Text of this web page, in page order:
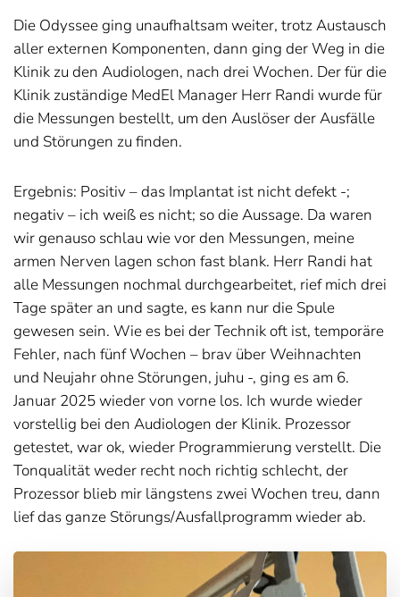
Die Odyssee ging unaufhaltsam weiter, trotz Austausch
aller externen Komponenten, dann ging der Weg in die
Klinik zu den Audiologen, nach drei Wochen. Der für die
Klinik zuständige MedEl Manager Herr Randi wurde für
die Messungen bestellt, um den Auslöser der Ausfälle
und Störungen zu finden.
Ergebnis: Positiv – das Implantat ist nicht defekt -;
negativ – ich weiß es nicht; so die Aussage. Da waren
wir genauso schlau wie vor den Messungen, meine
armen Nerven lagen schon fast blank. Herr Randi hat
alle Messungen nochmal durchgearbeitet, rief mich drei
Tage später an und sagte, es kann nur die Spule
gewesen sein. Wie es bei der Technik oft ist, temporäre
Fehler, nach fünf Wochen – brav über Weihnachten
und Neujahr ohne Störungen, juhu -, ging es am 6.
Januar 2025 wieder von vorne los. Ich wurde wieder
vorstellig bei den Audiologen der Klinik. Prozessor
getestet, war ok, wieder Programmierung verstellt. Die
Tonqualität weder recht noch richtig schlecht, der
Prozessor blieb mir längstens zwei Wochen treu, dann
lief das ganze Störungs/Ausfallprogramm wieder ab.